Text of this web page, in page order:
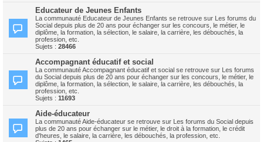
Educateur de Jeunes Enfants
La communauté Educateur de Jeunes Enfants se retrouve sur Les forums du
Social depuis plus de 20 ans pour échanger sur les concours, le métier, le
diplôme, la formation, la sélection, le salaire, la carrière, les débouchés, la
profession, etc.
Sujets : 28466
Accompagnant éducatif et social
La communauté Accompagnant éducatif et social se retrouve sur Les forums
du Social depuis plus de 20 ans pour échanger sur les concours, le métier, le
diplôme, la formation, la sélection, le salaire, la carrière, les débouchés, la
profession, etc.
Sujets : 11693
Aide-éducateur
La communauté Aide-éducateur se retrouve sur Les forums du Social depuis
plus de 20 ans pour échanger sur le métier, le droit à la formation, le crédit
d'heures, le salaire, la carrière, les débouchés, la profession, etc.